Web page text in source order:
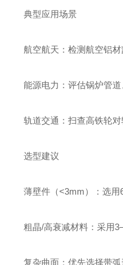
典型应用场景‌
航空航天‌：检测航空铝材
能源电力‌：评估锅炉管
轨道交通‌：扫查高铁轮对
选型建议‌
薄壁件（<3mm）‌：选用
粗晶/高衰减材料‌：采用
复杂曲面‌：优先选择带